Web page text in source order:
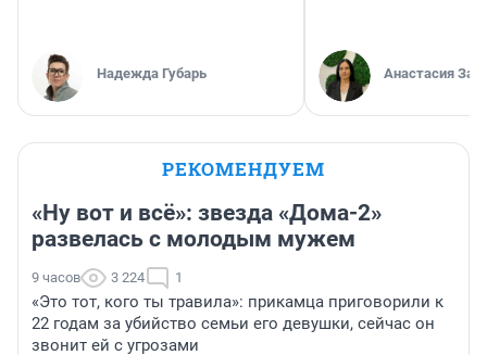
Надежда Губарь Анастасия
РЕКОМЕНДУЕМ
«Ну вот и всё»: звезда «Дома-2»
развелась с молодым мужем
9 часов 3 224 1
«Это тот, кого ты травила»: прикамца приговорили к
22 годам за убийство семьи его девушки, сейчас он
звонит ей с угрозами